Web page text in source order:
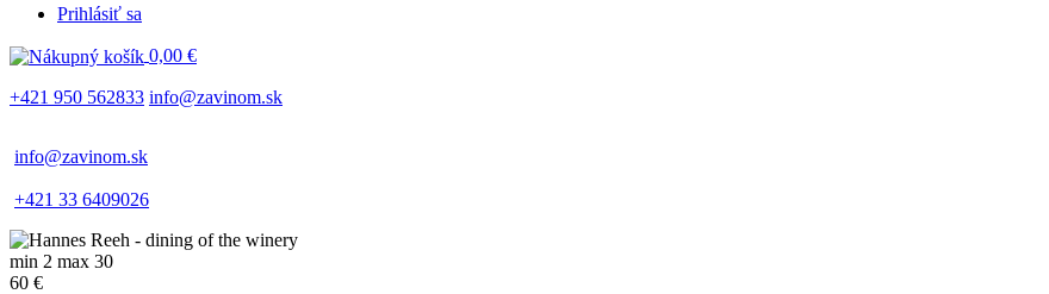
menu
Prihlásiť sa
0,00 €
+421 950 562833 info@zavinom.sk
info@zavinom.sk
+421 33 6409026
min 2 max 30
60 €